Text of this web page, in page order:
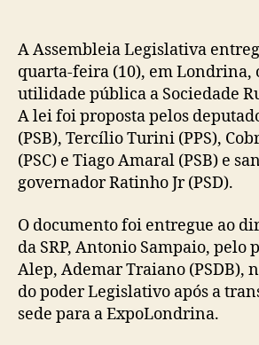
A Assembleia Legislativa
quarta-feira (10), em Londrina,
utilidade pública a Sociedade
A lei foi proposta pelos
(PSB), Tercílio Turini (PPS),
(PSC) e Tiago Amaral (PSB) e
governador Ratinho Jr (PSD).
O documento foi entregue ao
da SRP, Antonio Sampaio, pelo
Alep, Ademar Traiano (PSDB),
do poder Legislativo após a
sede para a ExpoLondrina.